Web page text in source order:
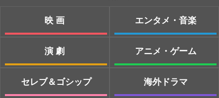
映画
演劇
セレブ＆ゴシップ
エンタメ・音楽
アニメ・ゲーム
海外ドラマ